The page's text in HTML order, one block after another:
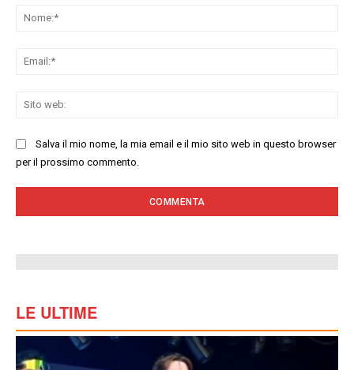
Salva il mio nome, la mia email e il mio sito web in questo browser
per il prossimo commento.
LE ULTIME